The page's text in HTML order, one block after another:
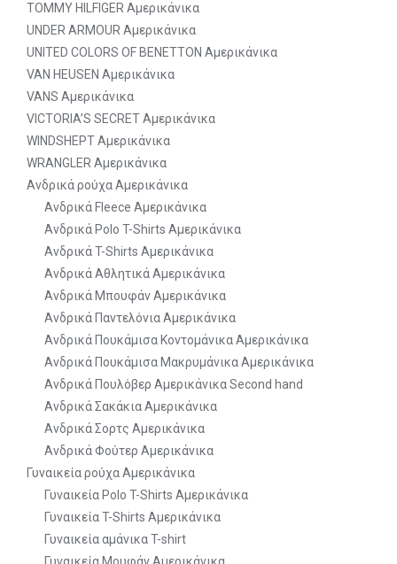
TOMMY HILFIGER Αμερικάνικα
UNDER ARMOUR Αμερικάνικα
UNITED COLORS OF BENETTON Αμερικάνικα
VAN HEUSEN Αμερικάνικα
VANS Αμερικάνικα
VICTORIA’S SECRET Αμερικάνικα
WINDSHEPT Αμερικάνικα
WRANGLER Αμερικάνικα
Ανδρικά ρούχα Αμερικάνικα
Ανδρικά Fleece Αμερικάνικα
Ανδρικά Polo T-Shirts Αμερικάνικα
Ανδρικά T-Shirts Αμερικάνικα
Ανδρικά Αθλητικά Αμερικάνικα
Ανδρικά Μπουφάν Αμερικάνικα
Ανδρικά Παντελόνια Αμερικάνικα
Ανδρικά Πουκάμισα Κοντομάνικα Αμερικάνικα
Ανδρικά Πουκάμισα Μακρυμάνικα Αμερικάνικα
Ανδρικά Πουλόβερ Αμερικάνικα Second hand
Ανδρικά Σακάκια Αμερικάνικα
Ανδρικά Σορτς Αμερικάνικα
Ανδρικά Φούτερ Αμερικάνικα
Γυναικεία ρούχα Αμερικάνικα
Γυναικεία Polo T-Shirts Αμερικάνικα
Γυναικεία T-Shirts Αμερικάνικα
Γυναικεία αμάνικα T-shirt